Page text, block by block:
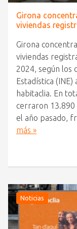
Girona
viviendas
Girona
viviendas
2024, según los
Estadística
habitaclia. En
cerraron 13.890
el año pasado,
más »
Noticias